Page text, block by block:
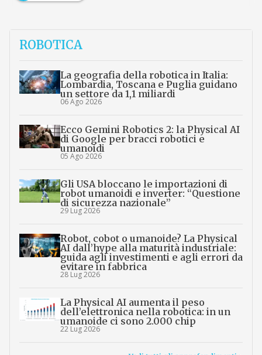
ROBOTICA
La geografia della robotica in Italia:
Lombardia, Toscana e Puglia guidano
un settore da 1,1 miliardi
06 Ago 2026
Ecco Gemini Robotics 2: la Physical AI
di Google per bracci robotici e
umanoidi
05 Ago 2026
Gli USA bloccano le importazioni di
robot umanoidi e inverter: “Questione
di sicurezza nazionale”
29 Lug 2026
Robot, cobot o umanoide? La Physical
AI dall’hype alla maturità industriale:
guida agli investimenti e agli errori da
evitare in fabbrica
28 Lug 2026
La Physical AI aumenta il peso
dell’elettronica nella robotica: in un
umanoide ci sono 2.000 chip
22 Lug 2026